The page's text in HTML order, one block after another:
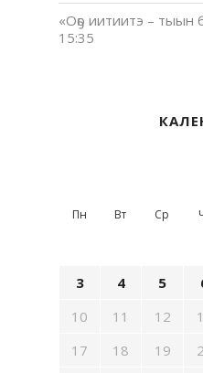
«Оҕо иитиитэ – тыын
15:35
Пн Вт Ср
3
4 5
10
11 12
17
18 19